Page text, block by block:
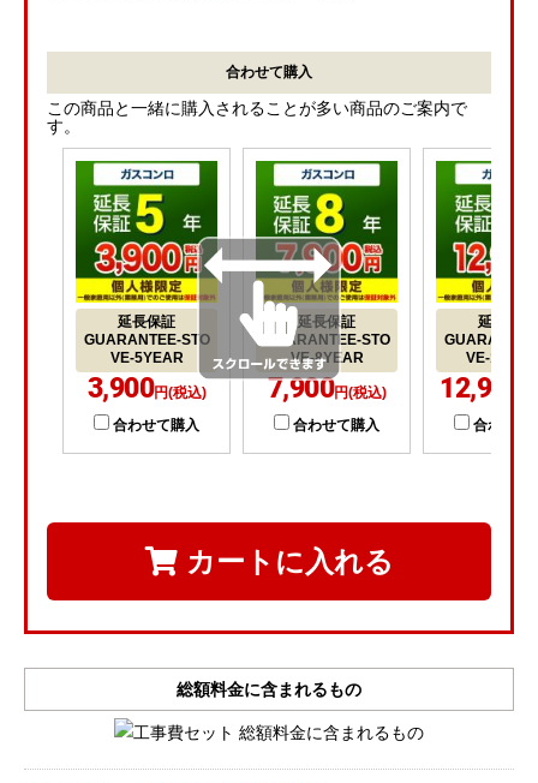
合わせて購入
この商品と一緒に購入されることが多い商品のご案内で
す。
延長保証
GUARANTEE-STO
VE-5YEAR
3,900円(税込)
合わせて購入
延長保証
GUARANTEE-STO
VE-8YEAR
7,900円(税込)
合わせて購入
延長保証
VE-
12,900
合わせて
カートに入れる
総額料金に含まれるもの